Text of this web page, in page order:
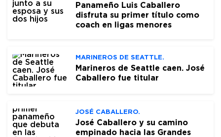
Panameño Luis Caballero
disfruta su primer título como
coach en ligas menores
MARINEROS DE SEATTLE.
Marineros de Seattle caen. José
Caballero fue titular
JOSÉ CABALLERO.
José Caballero y su camino
empinado hacia las Grandes